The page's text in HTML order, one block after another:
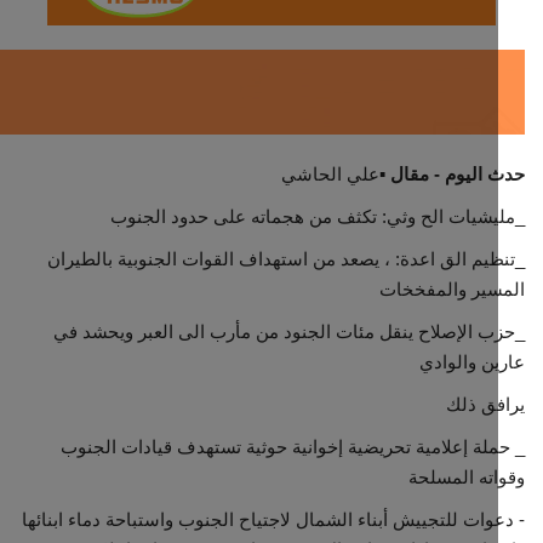
التقارير والحوارات
مؤسسة حدث اليوم
الطقس
صحة
العالمية
منصة حرة
تكنولوجيا وسيارات
اليوم - مقال⁦▪️⁩علي الحاشي
الح وثي: تكثف من هجماته على حدود الجنوب
الق اعدة: ، يصعد من استهداف القوات الجنوبية بالطيران
والمفخخات
الإصلاح ينقل مئات الجنود من مأرب الى العبر ويحشد في
والوادي
ذلك
إعلامية تحريضية إخوانية حوثية تستهدف قيادات الجنوب
المسلحة
للتجييش أبناء الشمال لاجتياح الجنوب واستباحة دماء ابنائها